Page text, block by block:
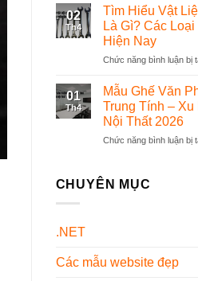
02
Th4
Tìm Hiểu Vật
Là Gì? Các
Hiện Nay
Chức năng bình luận bị
01
Th4
Mẫu Ghế Văn
Trung Tính –
Nội Thất 2026
Chức năng bình luận bị
CHUYÊN MỤC
.NET
Các mẫu website đẹp